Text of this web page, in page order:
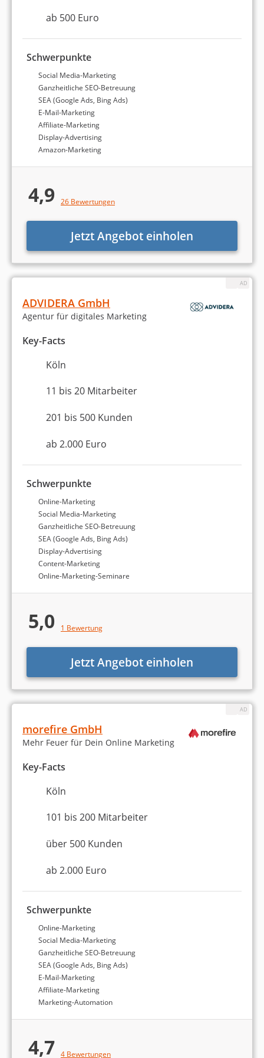
Finden Sie die passende
Online-Marketing-Agentur!
Wir finden die richtige Agentur für Sie! Füllen Sie
nachfolgendes Formular in weniger als 5 Minuten aus:
Bei welchen Aufgaben benötigen Sie
Unterstützung?
Es können mehrere Punkte ausgewählt werden.
Suchmaschinenoptimierung (SEO)
Google Ads bzw. Bing Ads (SEA)
Social Media Marketing (Facebook etc.)
E-Mail-Marketing
Webentwicklung
WordPress
Erstellung eines Online-Shops
Amazon
Entwicklung einer Digital-Strategie
Werbung & Marketing
Markenaufbau und -strategie
Werbekampagnen entwickeln
Corporate Design / Brand Design
Sonstiges
Weiter
Die Berechnung des Rankings der besten Online-
Agenturtipp.de- und Google-Bewertungen. Mehr
Detailanalyse allerOnline-Marketing-Agenturen
Top 3 Online-Marketing-
Agenturen in Köln
Platz 1 in Köln
SaphirSolution GmbH 360°
Online-Marketing
Köln
4,8
ab 500 Euro
Schwerpunkte
Social Media-Marketing
Ganzheitliche SEO-Betreuung
SEA (Google Ads, Bing Ads)
E-Mail-Marketing
Affiliate-Marketing
Display-Advertising
Amazon-Marketing
4,9 26 Bewertungen
Jetzt Angebot einholen
ADVIDERA GmbH
Agentur für digitales Marketing
Key-Facts
Köln
11 bis 20 Mitarbeiter
201 bis 500 Kunden
ab 2.000 Euro
Schwerpunkte
Online-Marketing
Social Media-Marketing
Ganzheitliche SEO-Betreuung
SEA (Google Ads, Bing Ads)
Display-Advertising
Content-Marketing
Online-Marketing-Seminare
5,0 1 Bewertung
Jetzt Angebot einholen
morefire GmbH
Mehr Feuer für Dein Online Marketing
Key-Facts
Köln
101 bis 200 Mitarbeiter
über 500 Kunden
ab 2.000 Euro
Schwerpunkte
Online-Marketing
Social Media-Marketing
Ganzheitliche SEO-Betreuung
SEA (Google Ads, Bing Ads)
E-Mail-Marketing
Affiliate-Marketing
Marketing-Automation
4,7 4 Bewertungen